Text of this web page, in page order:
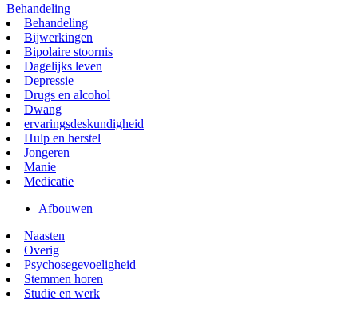
Behandeling
Behandeling
Bijwerkingen
Bipolaire stoornis
Dagelijks leven
Depressie
Drugs en alcohol
Dwang
ervaringsdeskundigheid
Hulp en herstel
Jongeren
Manie
Medicatie
Afbouwen
Naasten
Overig
Psychosegevoeligheid
Stemmen horen
Studie en werk